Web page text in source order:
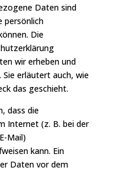
Daten sind
persönlich
Die
wir erheben und
erläutert auch, wie
das geschieht.
dass die
Internet (z. B. bei der
Mail)
kann. Ein
Daten vor dem